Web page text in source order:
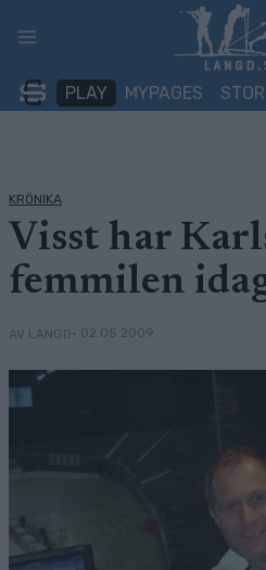
PLAY MYPAGES
KRÖNIKA
Visst har
femmilen
AV LANGD• 02.05.2009